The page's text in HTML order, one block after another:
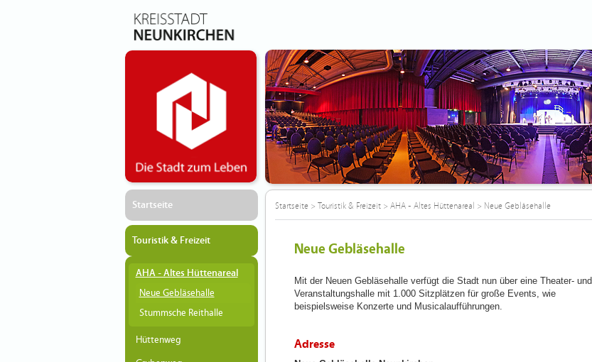
Startseite
Touristik & Freizeit
AHA - Altes Hüttenareal
Neue Gebläsehalle
Stummsche Reithalle
Hüttenweg
Startseite> Touristik & Freizeit> AHA - Altes Hüttenareal > Neue Gebläsehalle
Neue Gebläsehalle
Mit der Neuen Gebläsehalle verfügt die Stadt nun über eine Theater- und
Veranstaltungshalle mit 1.000 Sitzplätzen für große Events, wie
beispielsweise Konzerte und Musicalaufführungen.
Adresse